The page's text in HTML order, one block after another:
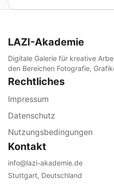
LAZI-Akademie
Digitale Galerie für kreative
den Bereichen Fotografie,
Rechtliches
Impressum
Datenschutz
Nutzungsbedingungen
Kontakt
info@lazi-akademie.de
Stuttgart, Deutschland